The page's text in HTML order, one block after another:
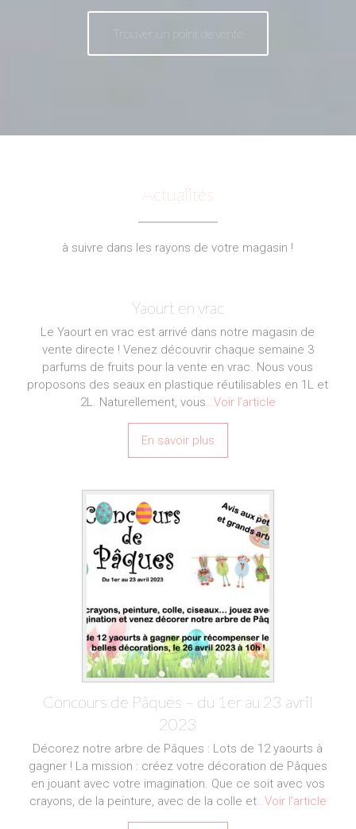
Trouver un point de vente
Actualités
à suivre dans les rayons de votre magasin !
Yaourt en vrac
Le Yaourt en vrac est arrivé dans notre magasin de
vente directe ! Venez découvrir chaque semaine 3
parfums de fruits pour la vente en vrac. Nous vous
proposons des seaux en plastique réutilisables en 1L et
2L. Naturellement, vous …Voir l’article
En savoir plus
Concours de Pâques – du 1er au 23 avril
2023
Décorez notre arbre de Pâques : Lots de 12 yaourts à
gagner ! La mission : créez votre décoration de Pâques
en jouant avec votre imagination. Que ce soit avec vos
crayons, de la peinture, avec de la colle et…Voir l’article